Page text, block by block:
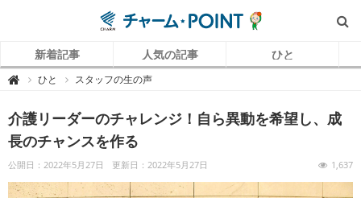
新着記事 人気の記事 ひと
 チ
P
O
I
N
（
ャ
ー
ひと スタッフの生の声
介護リーダーのチャレンジ！自ら異動を希望し、成
長のチャンスを作る
公開日：2022年5月27日 更新日：2022年5月27日 1,637